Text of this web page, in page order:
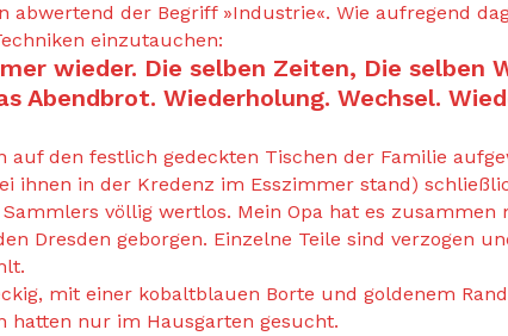
der Begriff »Industrie«. Wie aufregend
einzutauchen:
wieder. Die selben Zeiten, Die selben
Abendbrot. Wiederholung. Wechsel.
den festlich gedeckten Tischen der Familie
ihnen in der Kredenz im Esszimmer stand)
völlig wertlos. Mein Opa hat es
Dresden geborgen. Einzelne Teile sind verzogen
mit einer kobaltblauen Borte und goldenem
hatten nur im Hausgarten gesucht.